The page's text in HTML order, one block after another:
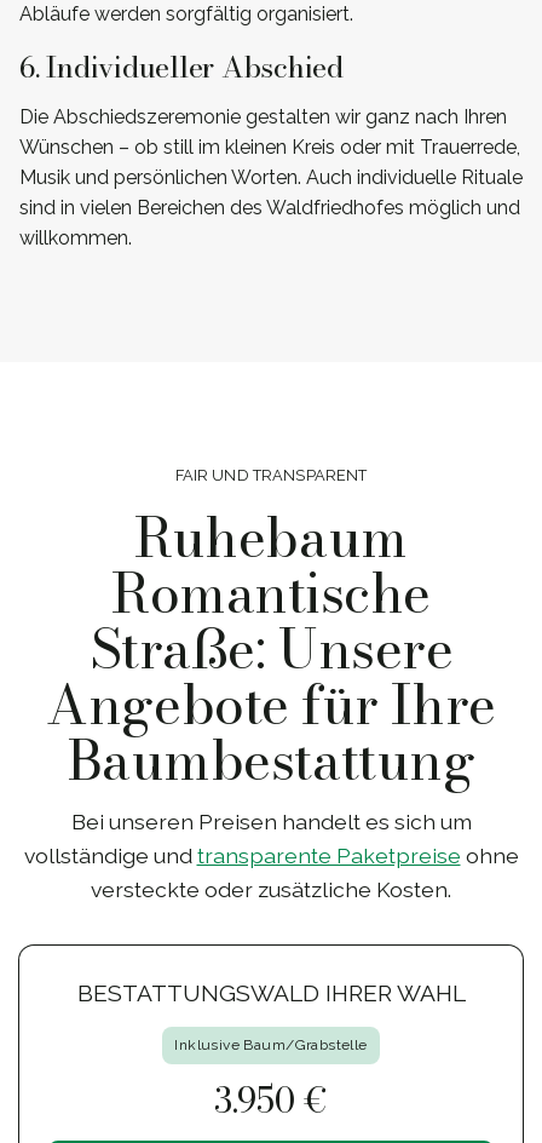
Abläufe werden sorgfältig organisiert.
6. Individueller Abschied
Die Abschiedszeremonie gestalten wir ganz nach Ihren
Wünschen – ob still im kleinen Kreis oder mit Trauerrede,
Musik und persönlichen Worten. Auch individuelle Rituale
sind in vielen Bereichen des Waldfriedhofes möglich und
willkommen.
FAIR UND TRANSPARENT
Ruhebaum
Romantische
Straße: Unsere
Angebote für Ihre
Baumbestattung
Bei unseren Preisen handelt es sich um
vollständige und transparente Paketpreise ohne
versteckte oder zusätzliche Kosten.
BESTATTUNGSWALD IHRER WAHL
Inklusive Baum/Grabstelle
3.950 €